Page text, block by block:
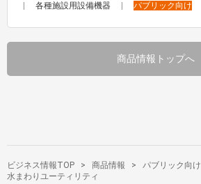
各種施設用設備機器
パブリック向け
商品情報トップへ
ビジネス情報TOP 商品情報
パブリック向け
水まわりユーティリティ